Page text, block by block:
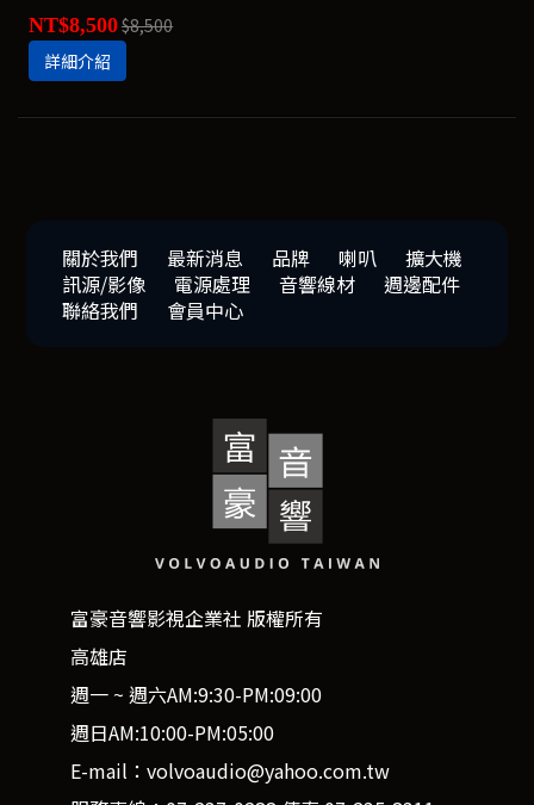
NT$8,500$8,500
詳細介紹
關於我們 最新消息 品牌 喇叭
擴大機
訊源/影像
電源處理 音響線材
週邊配件
聯絡我們
會員中心
富豪音響影視企業社 版權所有
高雄店
週一 ~ 週六AM:9:30-PM:09:00
週日AM:10:00-PM:05:00
E-mail：volvoaudio@yahoo.com.tw